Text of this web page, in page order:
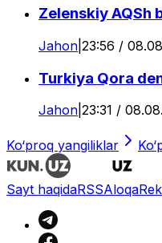
Zelenskiy AQSh
Jahon 23:56 /
Turkiya Qora
Jahon 23:31 /
Ko‘proq yangiliklar
Sayt haqidaRSSAloqa